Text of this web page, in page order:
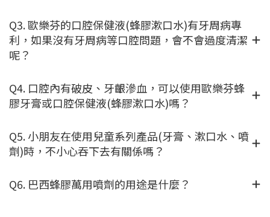
Q3. 歐樂芬的口腔保健液(蜂膠漱口水)有牙周病專
利，如果沒有牙周病等口腔問題，會不會過度清潔
呢？
Q4. 口腔內有破皮、牙齦滲血，可以使用歐樂芬蜂
膠牙膏或口腔保健液(蜂膠漱口水)嗎？
Q5. 小朋友在使用兒童系列產品(牙膏、漱口水、噴
劑)時，不小心吞下去有關係嗎？
Q6. 巴西蜂膠萬用噴劑的用途是什麼？